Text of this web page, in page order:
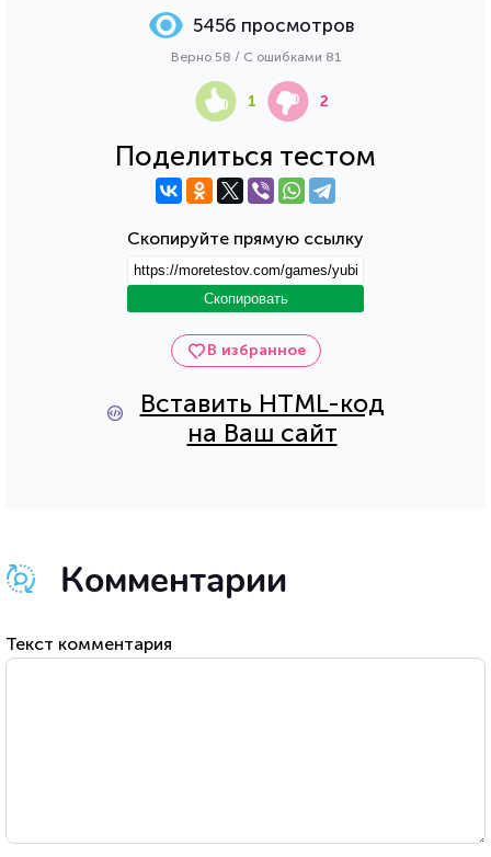
В избранное
Вставить HTML-код
на Ваш сайт
Поделиться тестом
Скопируйте прямую ссылку
Скопировать
5456 просмотров
Верно 58 / С ошибками 81
1 2
Комментарии
Текст комментария